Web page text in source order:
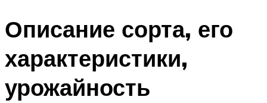
Описание сорта, его
характеристики,
урожайность